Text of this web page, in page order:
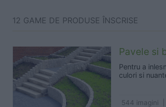
12 GAME DE PRODUSE ÎNSCRISE
Pavele si
Pentru a
culori si
544 imagini